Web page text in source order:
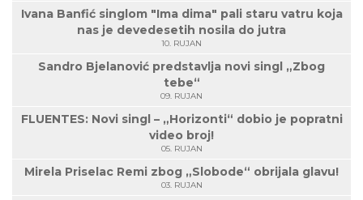
Ivana Banfić singlom "Ima dima" pali staru vatru koja
nas je devedesetih nosila do jutra
10. RUJAN
Sandro Bjelanović predstavlja novi singl „Zbog
tebe“
09. RUJAN
FLUENTES: Novi singl – „Horizonti“ dobio je popratni
video broj!
05. RUJAN
Mirela Priselac Remi zbog „Slobode“ obrijala glavu!
03. RUJAN